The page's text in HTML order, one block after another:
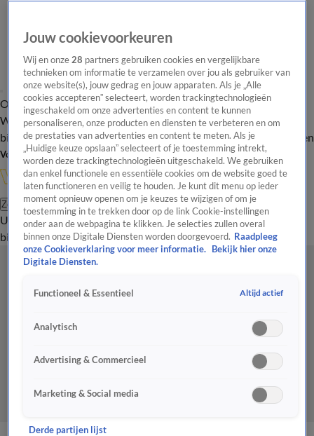
Overzicht Onze programma's Uitzendingen Onze gezichten
In de
WandelgangenInterviewsUitzending
bijwonenPodcastShopVeelgestelde vragenKijkersvraag insturen
Volg Vandaag Inside
Zoeken
UitzendingenVandaag InsideDe OranjezomerShopUitzending
bijwonen
Jouw cookievoorkeuren
Wij en onze28 partners gebruiken cookies en vergelijkbare
technieken om informatie te verzamelen over jou als gebruiker van
onze website(s), jouw gedrag en jouw apparaten. Als je „Alle
cookies accepteren” selecteert, worden trackingtechnologieën
ingeschakeld om onze advertenties en content te kunnen
personaliseren, onze producten en diensten te verbeteren en om
de prestaties van advertenties en content te meten. Als je
„Huidige keuze opslaan” selecteert of je toestemming intrekt,
worden deze trackingtechnologieën uitgeschakeld. We gebruiken
dan enkel functionele en essentiële cookies om de website goed te
laten functioneren en veilig te houden. Je kunt dit menu op ieder
moment opnieuw openen om je keuzes te wijzigen of om je
toestemming in te trekken door op de link Cookie-instellingen
onder aan de webpagina te klikken. Je selecties zullen overal
binnen onze Digitale Diensten worden doorgevoerd. Raadpleeg
onze Cookieverklaring voor meer informatie.
Bekijk hier onze
Digitale Diensten.
Functioneel & Essentieel Altijd actief
Analytisch
Advertising & Commercieel
Marketing & Social media
Derde partijen lijst